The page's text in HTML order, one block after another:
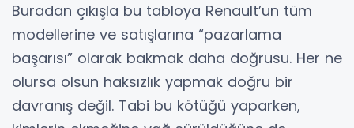
Buradan çıkışla bu tabloya Renault’un tüm
modellerine ve satışlarına “pazarlama
başarısı” olarak bakmak daha doğrusu. Her ne
olursa olsun haksızlık yapmak doğru bir
davranış değil. Tabi bu kötüğü yaparken,